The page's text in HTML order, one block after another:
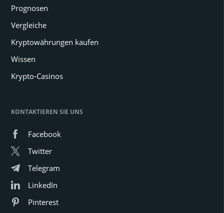
Prognosen
Vergleiche
Kryptowährungen kaufen
Wissen
Krypto-Casinos
KONTAKTIEREN SIE UNS
Facebook
Twitter
Telegram
LinkedIn
Pinterest